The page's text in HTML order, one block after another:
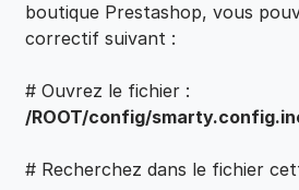
boutique Prestashop, vous
correctif suivant :
# Ouvrez le fichier :
/ROOT/config/
# Recherchez dans le fichier